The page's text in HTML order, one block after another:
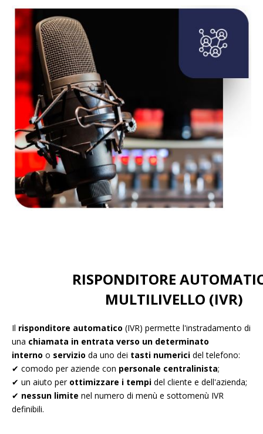
RISPONDITORE
MULTILIVELLO (IVR)
Il risponditore automatico (IVR) permette l'instradamento di
una chiamata in entrata verso un determinato
interno o servizio da uno dei tasti numerici del telefono:
✔ comodo per aziende con personale centralinista;
✔ un aiuto per ottimizzare i tempi del cliente e dell'azienda;
✔ nessun limite nel numero di menù e sottomenù IVR
definibili.